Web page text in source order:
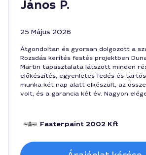
János P.
25 Május 2026
Átgondoltan és gyorsan dolgozott a
Rozsdás kerítés festés projektben
Martin tapasztalata látszott minden
előkészítés, egyenletes fedés és
munka két nap alatt elkészült, az
volt, és a garancia két év. Nagyon
Fasterpaint 2002 Kft